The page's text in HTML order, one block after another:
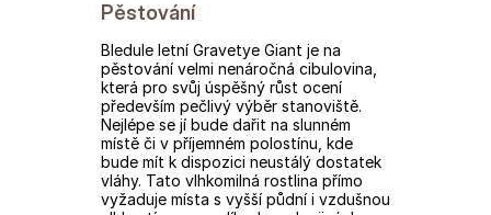
Pěstování
Bledule letní Gravetye Giant je na
pěstování velmi nenáročná cibulovina,
která pro svůj úspěšný růst ocení
především pečlivý výběr stanoviště.
Nejlépe se jí bude dařit na slunném
místě či v příjemném polostínu, kde
bude mít k dispozici neustálý dostatek
vláhy. Tato vlhkomilná rostlina přímo
vyžaduje místa s vyšší půdní i vzdušnou